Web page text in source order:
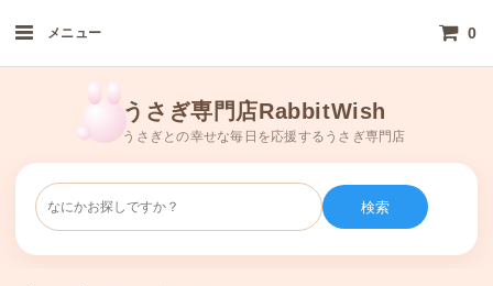
メニュー 0
うさぎ専門店RabbitWish
うさぎとの幸せな毎日を応援するうさぎ専門店
検索